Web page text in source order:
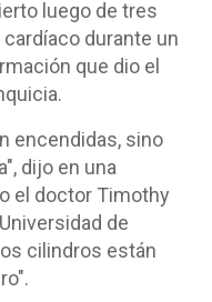
luego de tres
durante un
que dio el
encendidas, sino
dijo en una
el doctor Timothy
de
cilindros están